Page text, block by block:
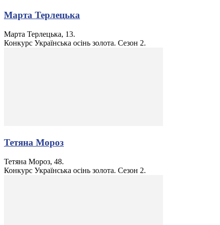
Марта Терлецька
Марта Терлецька, 13.
Конкурс Українська осінь золота. Сезон 2.
Тетяна Мороз
Тетяна Мороз, 48.
Конкурс Українська осінь золота. Сезон 2.